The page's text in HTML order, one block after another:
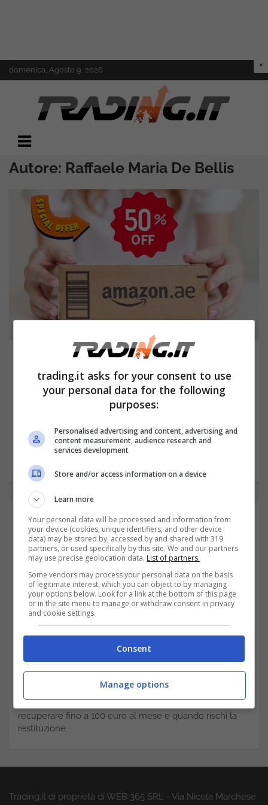
Skip
to
domenica, Agosto 9, 2026
Trading.it
Autore: Raffaele Maria De Bellis
Settembre folle su Amazon, centinaia di
prodotti tech in super offerta per lavorare e
giocare comodamente a casa
Settembre 6, 2024
su Amazon: centinaia di prodotti tech
Articoli recenti
Cedolare secca nel 730, il reddito ‘escluso’ può ridurre
bonus e detrazioni: cosa sapere davvero
Asta BTP e CCTeu del 28 maggio: rendimenti sotto
osservazione con scadenze 5,10 e 20 anni
Patente presa con il cambio automatico: puoi guidare
un’auto manuale? La regola che molti scoprono troppo
tardi
Debiti INPS e INAIL, arriva la maxi rateazione: fino a 60
Bonus Renzi nel 730, attenzione agli errori: quando puoi
recuperare fino a 100 euro al mese e quando rischi la
restituzione
Trading.it di proprietà di WEB 365 SRL - Via Nicola Marchese
trading.it asks for your consent to use
your personal data for the following
purposes:
Personalised advertising and content, advertising and
content measurement, audience research and
services development
Store and/or access information on a device
Learn more
Your personal data will be processed and information from
your device (cookies, unique identifiers, and other device
data) may be stored by, accessed by and shared with 319
partners, or used specifically by this site. We and our partners
may use precise geolocation data. List of partners.
Some vendors may process your personal data on the basis
of legitimate interest, which you can object to by managing
your options below. Look for a link at the bottom of this page
or in the site menu to manage or withdraw consent in privacy
and cookie settings.
Consent
Manage options